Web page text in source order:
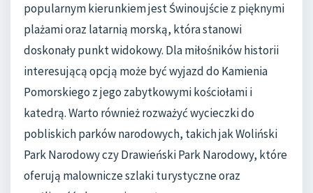
popularnym kierunkiem jest Świnoujście z pięknymi
plażami oraz latarnią morską, która stanowi
doskonały punkt widokowy. Dla miłośników historii
interesującą opcją może być wyjazd do Kamienia
Pomorskiego z jego zabytkowymi kościołami i
katedrą. Warto również rozważyć wycieczki do
pobliskich parków narodowych, takich jak Woliński
Park Narodowy czy Drawieński Park Narodowy, które
oferują malownicze szlaki turystyczne oraz